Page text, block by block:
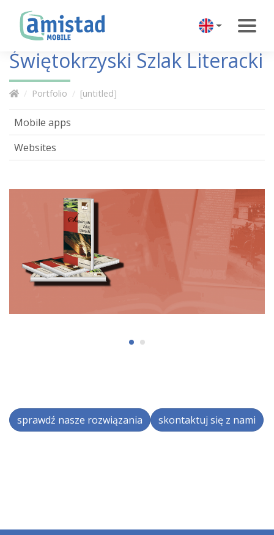
Świętokrzyski Szlak Literacki
Portfolio [untitled]
sprawdź nasze rozwiązania skontaktuj się z nami
Mobile apps
Websites